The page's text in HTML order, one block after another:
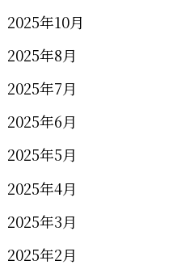
2025年10月
2025年8月
2025年7月
2025年6月
2025年5月
2025年4月
2025年3月
2025年2月